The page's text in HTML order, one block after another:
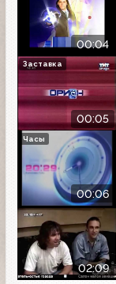
00:04
00:05
Заставка
00:06
Часы
02:09